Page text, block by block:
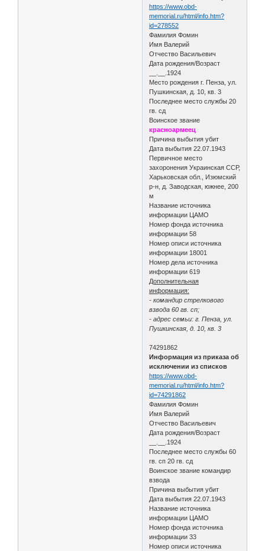
https://www.obd-
memorial.ru/html/info.htm?
id=278552
Фамилия Фомин
Имя Валерий
Отчество Васильевич
Дата рождения/Возраст
__.__.1924
Место рождения г. Пенза, ул.
Пушкинская, д. 10, кв. 3
Последнее место службы 20
гв. сд
Воинское звание
красноармеец
Причина выбытия убит
Дата выбытия 22.07.1943
Первичное место
захоронения Украинская ССР,
Харьковская обл., Изюмский
р-н, д. Заводская, южнее, 200
м
Название источника
информации ЦАМО
Номер фонда источника
информации 58
Номер описи источника
информации 18001
Номер дела источника
информации 619
Дополнительная
информация:
- командир стрелкового
взвода 60 гв. сп;
- адрес семьи: г. Пенза, ул.
Пушкинская, д. 10, кв. 3
74291862
Информация из приказа об
исключении из списков
https://www.obd-
memorial.ru/html/info.htm?
id=74291862
Фамилия Фомин
Имя Валерий
Отчество Васильевич
Дата рождения/Возраст
__.__.1924
Последнее место службы 60
гв. сп 20 гв. сд
Воинское звание командир
взвода
Причина выбытия убит
Дата выбытия 22.07.1943
Название источника
информации ЦАМО
Номер фонда источника
информации 33
Номер описи источника